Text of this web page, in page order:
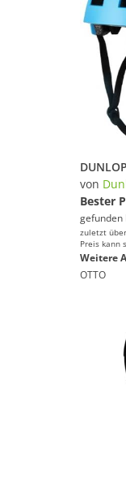
von
Bester
gefunden
zuletzt
Preis kann
Weitere
OTTO